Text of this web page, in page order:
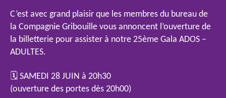
C’est avec grand plaisir que les membres du bureau de
la Compagnie Gribouille vous annoncent l’ouverture de
la billetterie pour assister à notre 25ème Gala ADOS –
ADULTES.
🗓️ SAMEDI 28 JUIN à 20h30
(ouverture des portes dès 20h00)